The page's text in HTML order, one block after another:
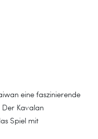
eine faszinierende
Der Kavalan
Spiel mit